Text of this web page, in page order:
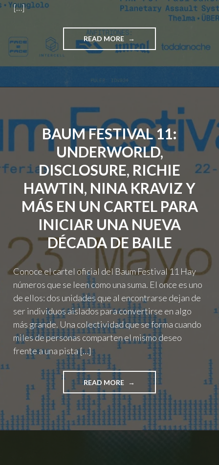
[…]
READ MORE "BAUM
FESTIVAL 11:
LA
PROGRAMACIÓN
BAUM FESTIVAL 11:
UNDERWORLD,
DISCLOSURE, RICHIE
HAWTIN, NINA KRAVIZ Y
MÁS EN UN CARTEL PARA
INICIAR UNA NUEVA
DÉCADA DE BAILE
Conoce el cartel oficial del Baum Festival 11 Hay
números que se leen como una suma. El once es uno
de ellos: dos unidades que al encontrarse dejan de
ser individuos aislados para convertirse en algo
más grande. Una colectividad que se forma cuando
miles de personas comparten el mismo deseo
frente a una pista […]
READ MORE "BAUM
FESTIVAL 11:
UNDERWORLD,
DISCLOSURE,
RICHIE